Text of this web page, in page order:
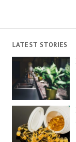
LATEST STORIES